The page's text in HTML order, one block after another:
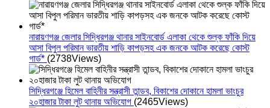
নারায়ণগঞ্জ জেলার সিদ্ধিরগঞ্জ থানার সাইনবোর্ড এলাকা থেকে শুল্ক ফাঁকি দিয়ে
আসা বিপুল পরিমান ভারতীয় শাড়ি কাপড়সহ এক জনকে আটক করেছে কোস্ট
গার্ড* (2738Views)
সিদ্ধিরগঞ্জে হিমেল বাহিনীর সন্ত্রাসী তান্ডব, বিকাশের দোকানে হামলা ভাংচুর
২০হাজার টাকা লুট থানায় অভিযোগ (2465Views)